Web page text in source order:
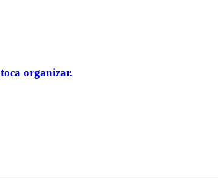
organizar.